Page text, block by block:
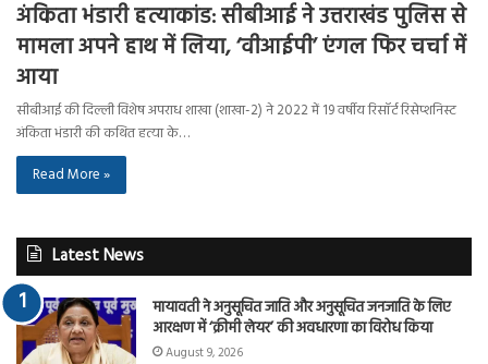
अंकिता भंडारी हत्याकांड: सीबीआई ने उत्तराखंड पुलिस से
मामला अपने हाथ में लिया, ‘वीआईपी’ एंगल फिर चर्चा में
आया
सीबीआई की दिल्ली विशेष अपराध शाखा (शाखा-2) ने 2022 में 19 वर्षीय रिसॉर्ट रिसेप्शनिस्ट
अंकिता भंडारी की कथित हत्या के…
Read More »
Latest News
मायावती ने अनुसूचित जाति और अनुसूचित जनजाति के लिए
आरक्षण में ‘क्रीमी लेयर’ की अवधारणा का विरोध किया
August 9, 2026